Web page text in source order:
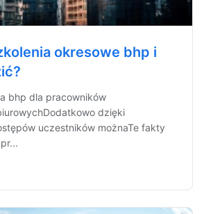
okresowe bhp i
bhp dla pracowników
dzięki
uczestników możnaTe fakty